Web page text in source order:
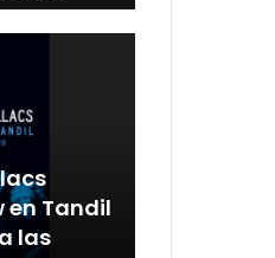
en Tandil
las